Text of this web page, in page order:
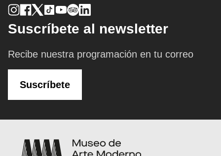
Suscríbete al newsletter
Recibe nuestra programación en tu correo
Suscríbete